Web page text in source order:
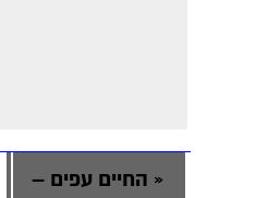
« החיים עפים –